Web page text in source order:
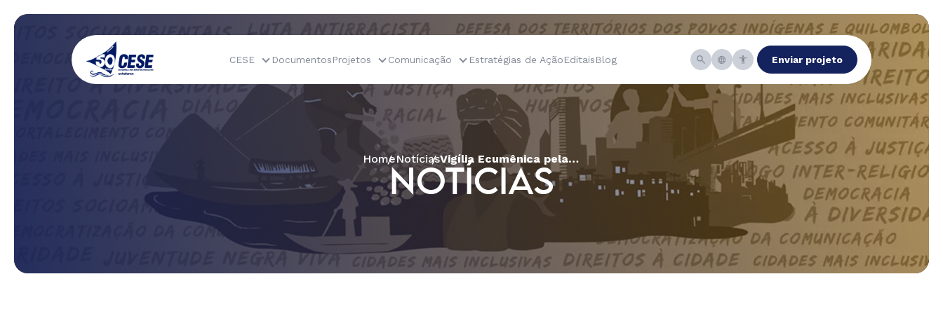
CESE DocumentosProjetos Comunicação Estratégias de AçãoEditaisBlog Enviar projeto
HomeNotícias Vigília Ecumênica pela Vida do Povo
NOTÍCIAS